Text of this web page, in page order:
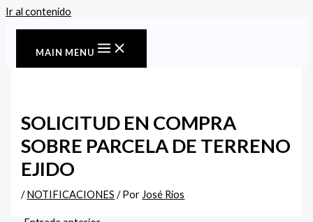
Ir al contenido
MAIN MENU
SOLICITUD EN COMPRA
SOBRE PARCELA DE TERRENO
EJIDO
/NOTIFICACIONES / Por José Rios